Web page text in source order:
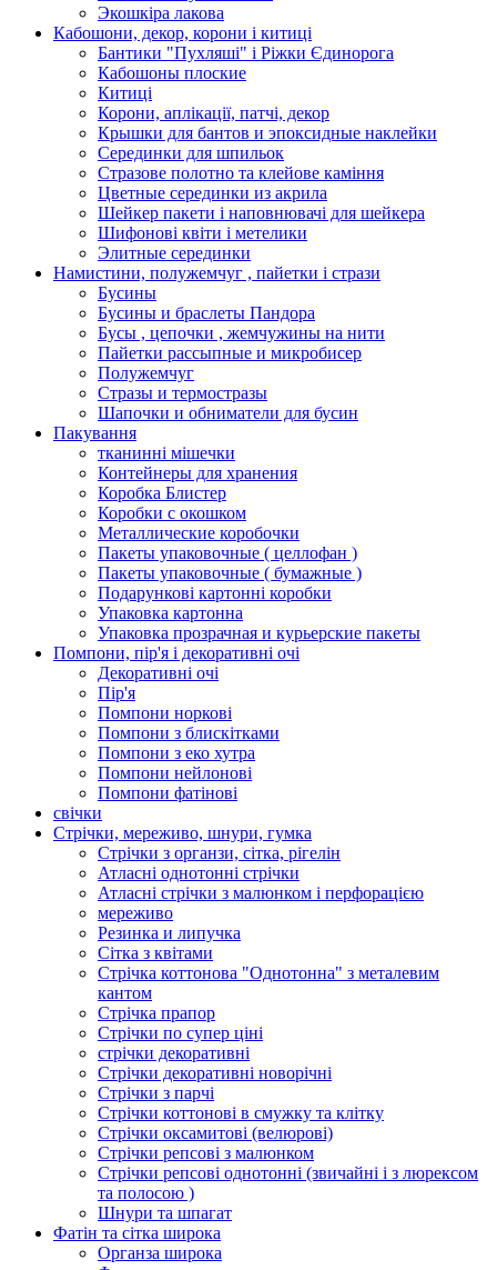
Экошкiра лакова
Кабошони, декор, корони і китиці
Бантики "Пухляші" і Ріжки Єдинорога
Кабошоны плоские
Китиці
Корони, аплікації, патчі, декор
Крышки для бантов и эпоксидные наклейки
Серединки для шпильок
Стразове полотно та клейове каміння
Цветные серединки из акрила
Шейкер пакети і наповнювачі для шейкера
Шифонові квіти і метелики
Элитные серединки
Намистини, полужемчуг , пайетки і стрази
Бусины
Бусины и браслеты Пандора
Бусы , цепочки , жемчужины на нити
Пайетки рассыпные и микробисер
Полужемчуг
Стразы и термостразы
Шапочки и обниматели для бусин
Пакування
тканинні мішечки
Контейнеры для хранения
Коробка Блистер
Коробки с окошком
Металлические коробочки
Пакеты упаковочные ( целлофан )
Пакеты упаковочные ( бумажные )
Подарункові картонні коробки
Упаковка картонна
Упаковка прозрачная и курьерские пакеты
Помпони, пір'я і декоративні очі
Декоративні очі
Пір'я
Помпони норкові
Помпони з блискітками
Помпони з еко хутра
Помпони нейлонові
Помпони фатінові
свічки
Стрічки, мереживо, шнури, гумка
Стрічки з органзи, сітка, рігелін
Атласні однотонні стрічки
Атласні стрічки з малюнком і перфорацією
мереживо
Резинка и липучка
Сітка з квітами
Стрічка коттонова "Однотонна" з металевим
кантом
Стрічка прапор
Стрічки по супер ціні
стрічки декоративні
Стрічки декоративні новорічні
Стрічки з парчі
Стрічки коттонові в смужку та клітку
Стрічки оксамитові (велюрові)
Стрічки репсові з малюнком
Стрічки репсові однотонні (звичайні і з люрексом
та полосою )
Шнури та шпагат
Фатін та сітка широка
Органза широка